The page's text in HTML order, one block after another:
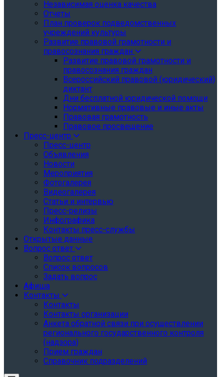
Независимая оценка качества
Отчеты
План проверок подведомственных
учреждений культуры
Развитие правовой грамотности и
правосознания граждан
Развитие правовой грамотности и
правосознания граждан
Всероссийский правовой (юридический)
диктант
Дни бесплатной юридической помощи
Нормативные правовые и иные акты
Правовая грамотность
Правовое просвещение
Пресс-центр
Пресс-центр
Объявления
Новости
Мероприятия
Фотогалерея
Видеогалерея
Статьи и интервью
Пресс-релизы
Инфографика
Контакты пресс-службы
Открытые данные
Вопрос ответ
Вопрос ответ
Список вопросов
Задать вопрос
Афиша
Контакты
Контакты
Контакты организации
Анкета обратной связи при осуществлении
регионального государственного контроля
(надзора)
Прием граждан
Справочник подразделений